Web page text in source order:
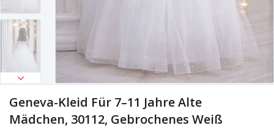
Geneva-Kleid Für 7–11 Jahre Alte
Mädchen, 30112, Gebrochenes Weiß